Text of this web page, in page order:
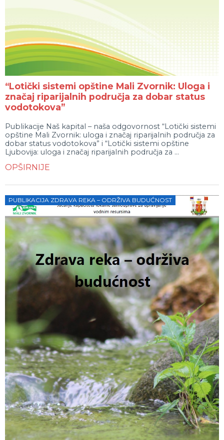
“Lotički sistemi opštine Mali Zvornik: Uloga i
značaj riparijalnih područja za dobar status
vodotokova”
Publikacije Naš kapital – naša odgovornost “Lotički sistemi
opštine Mali Zvornik: uloga i značaj riparijalnih područja za
dobar status vodotokova” i “Lotički sistemi opštine
Ljubovija: uloga i značaj riparijalnih područja za ...
OPŠIRNIJE
PUBLIKACIJA ZDRAVA REKA – ODRŽIVA BUDUĆNOST